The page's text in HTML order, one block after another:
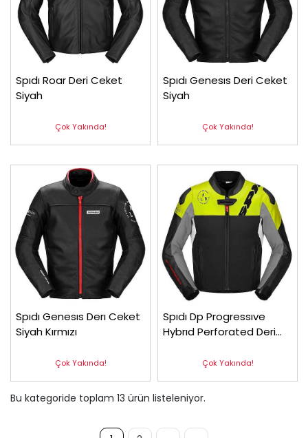
Spıdı Roar Deri Ceket
Siyah
Çok Yakında!
Spıdı Genesıs Deri Ceket
Siyah
Çok Yakında!
Spıdı Genesıs Derı Ceket
Siyah Kırmızı
Çok Yakında!
Spıdı Dp Progressıve
Hybrıd Perforated Deri
Çok Yakında!
Bu kategoride toplam 13 ürün listeleniyor.